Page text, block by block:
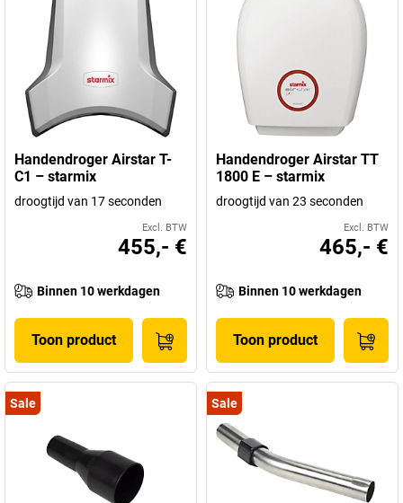
Handendroger Airstar T-
C1 – starmix
droogtijd van 17 seconden
Excl. BTW
455,- €
Binnen 10 werkdagen
Toon product
Handendroger Airstar TT
1800 E – starmix
droogtijd van 23 seconden
Excl. BTW
465,- €
Binnen 10 werkdagen
Toon product
Sale Sale